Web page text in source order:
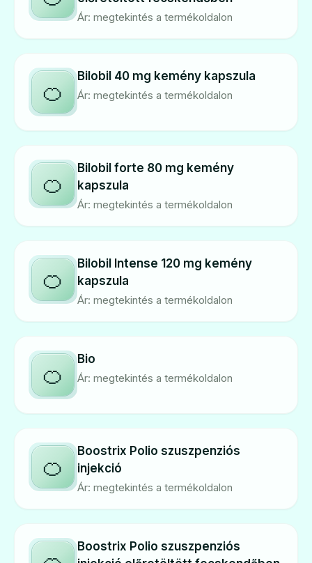
Ár: megtekintés a termékoldalon
🍊
Bilobil 40 mg kemény kapszula
Ár: megtekintés a termékoldalon
🍊
Bilobil forte 80 mg kemény
kapszula
Ár: megtekintés a termékoldalon
🍊
Bilobil Intense 120 mg kemény
kapszula
Ár: megtekintés a termékoldalon
🍊
Bio
Ár: megtekintés a termékoldalon
🍊
Boostrix Polio szuszpenziós
injekció
Ár: megtekintés a termékoldalon
Boostrix Polio szuszpenziós